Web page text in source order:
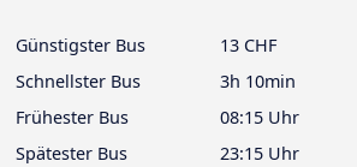
Günstigster Bus
13 CHF
Schnellster Bus
3h 10min
Frühester Bus
08:15 Uhr
Spätester Bus
23:15 Uhr